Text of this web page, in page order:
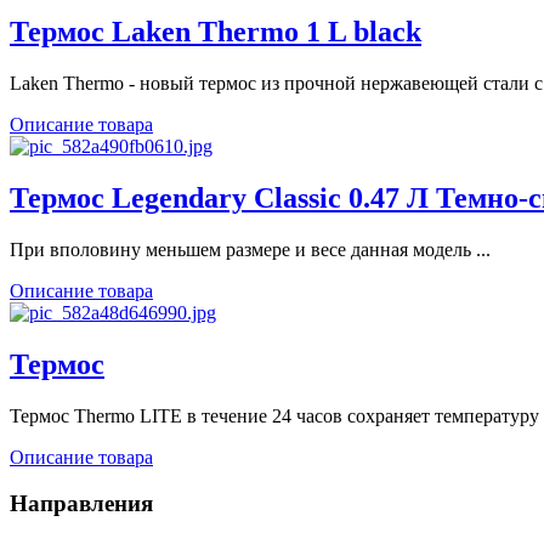
Термос Laken Thermo 1 L black
Laken Thermo - новый термос из прочной нержавеющей стали
Описание товара
Термос Legendary Classic 0.47 Л Темно-
При вполовину меньшем размере и весе данная модель ...
Описание товара
Термос
Термос Thermo LITE в течение 24 часов сохраняет температуру
Описание товара
Направления